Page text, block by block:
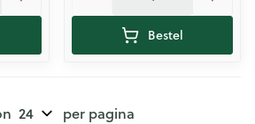
Bestel
per pagina